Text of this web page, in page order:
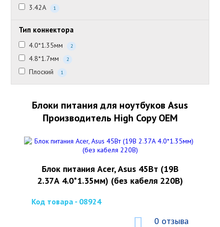
3.42А 1
Тип коннектора
4.0*1.35мм 2
4.8*1.7мм 2
Плоский 1
Блоки питания для ноутбуков Asus
Производитель High Copy OEM
Блок питания Acer, Asus 45Вт (19В
2.37А 4.0*1.35мм) (без кабеля 220В)
Код товара - 08924
0 отзыва